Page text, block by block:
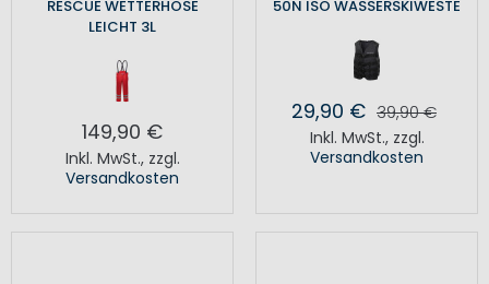
RESCUE WETTERHOSE
LEICHT 3L
149,90 €
Inkl. MwSt., zzgl.
Versandkosten
50N ISO WASSERSKIWESTE
29,90 € 39,90 €
Inkl. MwSt., zzgl.
Versandkosten